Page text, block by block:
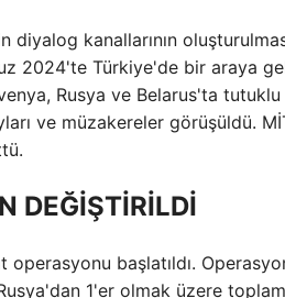
kanallarının
2024'te Türkiye'de bir araya
Rusya ve Belarus'ta tutuklu
ve müzakereler görüşüldü.
DEĞİŞTİRİLDİ
operasyonu başlatıldı.
1'er olmak üzere